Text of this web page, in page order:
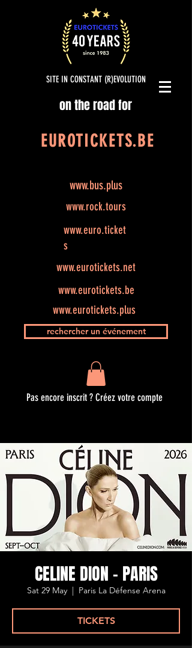
SITE IN CONSTANT (R)EVOLUTION
on the road for
EUROTICKETS.BE
www.bus.plus
www.rock.tours
www.euro.ticket
s
www.eurotickets.net
www.eurotickets.be
www.eurotickets.plus
rechercher un événement
Pas encore inscrit ? Créez votre compte
CELINE DION - PARIS
Sat 29 May
  |
Paris La Défense Arena
TICKETS